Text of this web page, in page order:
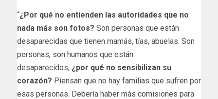
“¿Por qué no entienden las autoridades que no
nada más son fotos? Son personas que están
desaparecidas que tienen mamás, tías, abuelas. Son
personas, son humanos que están
desaparecidos, ¿por qué no sensibilizan su
corazón? Piensan que no hay familias que sufren por
esas personas. Debería haber más comisiones para